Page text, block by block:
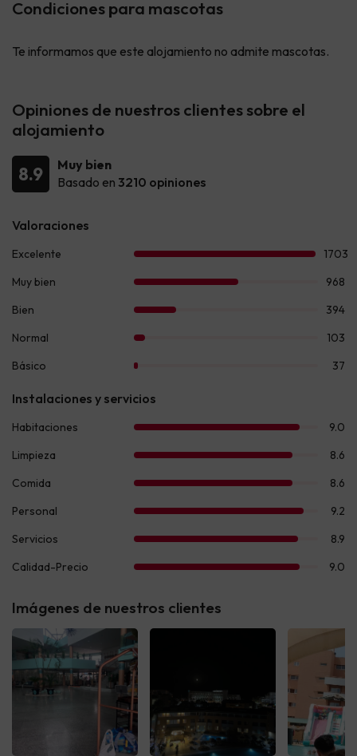
Condiciones para mascotas
Te informamos que este alojamiento no admite mascotas.
Opiniones de nuestros clientes sobre el
alojamiento
8.9
Muy bien
Basado en 3210 opiniones
Imágenes de nuestros clientes